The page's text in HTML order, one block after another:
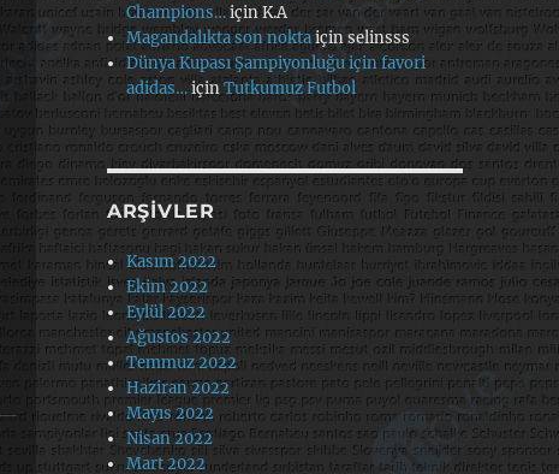
Champions…içinK.A
Magandalıkta son noktaiçinselinsss
Dünya Kupası Şampiyonluğu için favori
adidas…içinTutkumuz Futbol
ARŞIVLER
Kasım 2022
Ekim 2022
Eylül 2022
Ağustos 2022
Temmuz 2022
Haziran 2022
Mayıs 2022
Nisan 2022
Mart 2022